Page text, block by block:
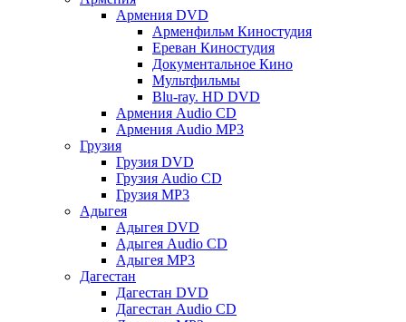
Армения DVD
Арменфильм Киностудия
Ереван Киностудия
Документальное Кино
Мультфильмы
Blu-ray. HD DVD
Армения Audio CD
Армения Audio MP3
Грузия
Грузия DVD
Грузия Audio CD
Грузия MP3
Адыгея
Адыгея DVD
Адыгея Audio CD
Адыгея MP3
Дагестан
Дагестан DVD
Дагестан Audio CD